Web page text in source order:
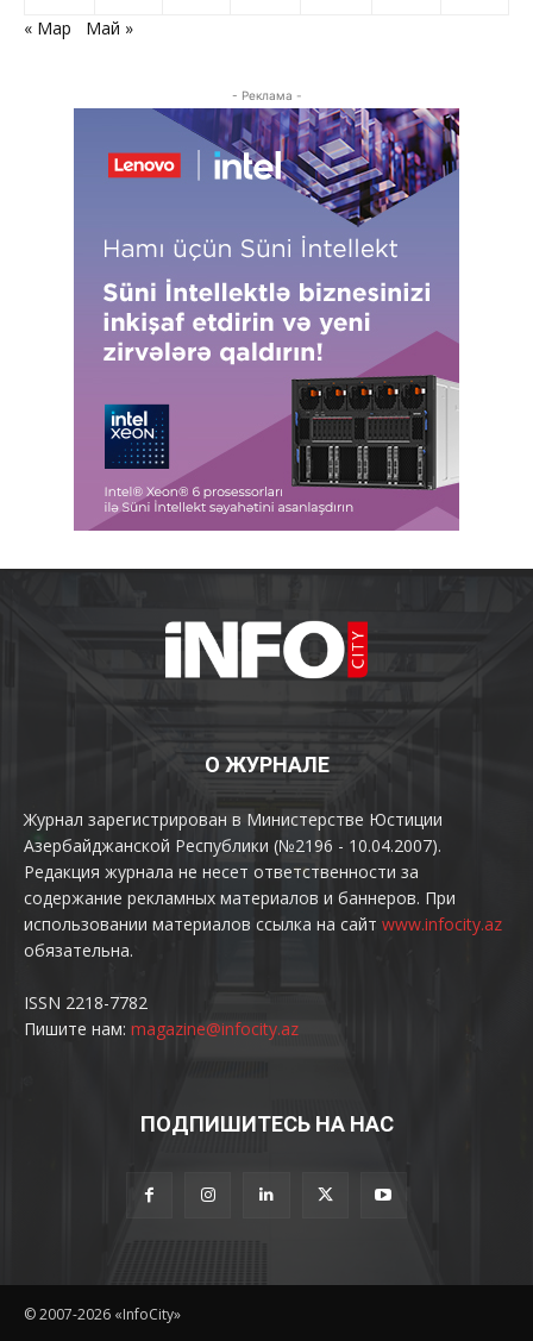
« Мар
Май »
- Реклама -
О ЖУРНАЛЕ
Журнал зарегистрирован в Министерстве Юстиции
Азербайджанской Республики (№2196 - 10.04.2007).
Редакция журнала не несет ответственности за
содержание рекламных материалов и баннеров. При
использовании материалов ссылка на сайт www.infocity.az
обязательна.
ISSN 2218-7782
Пишите нам: magazine@infocity.az
ПОДПИШИТЕСЬ НА НАС
© 2007-2026 «InfoCity»